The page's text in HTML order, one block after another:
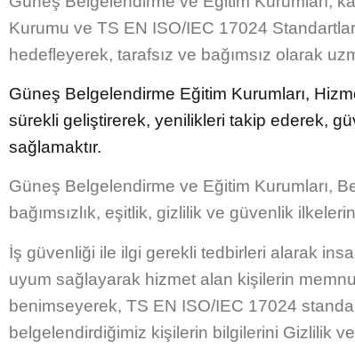
Kurumu ve TS EN ISO/IEC 17024
hedefleyerek, tarafsız ve bağımsız olarak
Güneş Belgelendirme Eğitim Kurumları,
sürekli geliştirerek, yenilikleri takip ederek,
sağlamaktır.
Güneş Belgelendirme ve Eğitim Kurumları,
bağımsızlık, eşitlik, gizlilik ve güvenlik
İş güvenliği ile ilgi gerekli tedbirleri alarak
uyum sağlayarak hizmet alan kişilerin
benimseyerek, TS EN ISO/IEC 17024
belgelendirdiğimiz kişilerin bilgilerini Gizlilik